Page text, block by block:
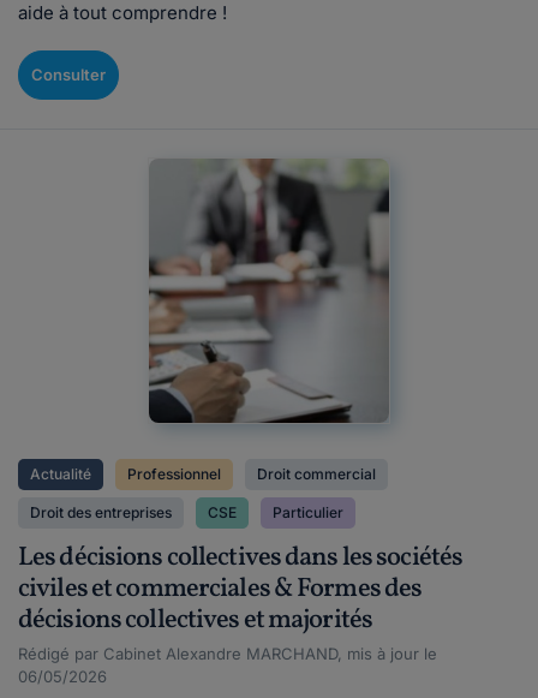
aide à tout comprendre !
Consulter
Actualité Professionnel Droit commercial
Droit des entreprises CSE Particulier
Les décisions collectives dans les sociétés
civiles et commerciales & Formes des
décisions collectives et majorités
Rédigé par Cabinet Alexandre MARCHAND, mis à jour le
06/05/2026